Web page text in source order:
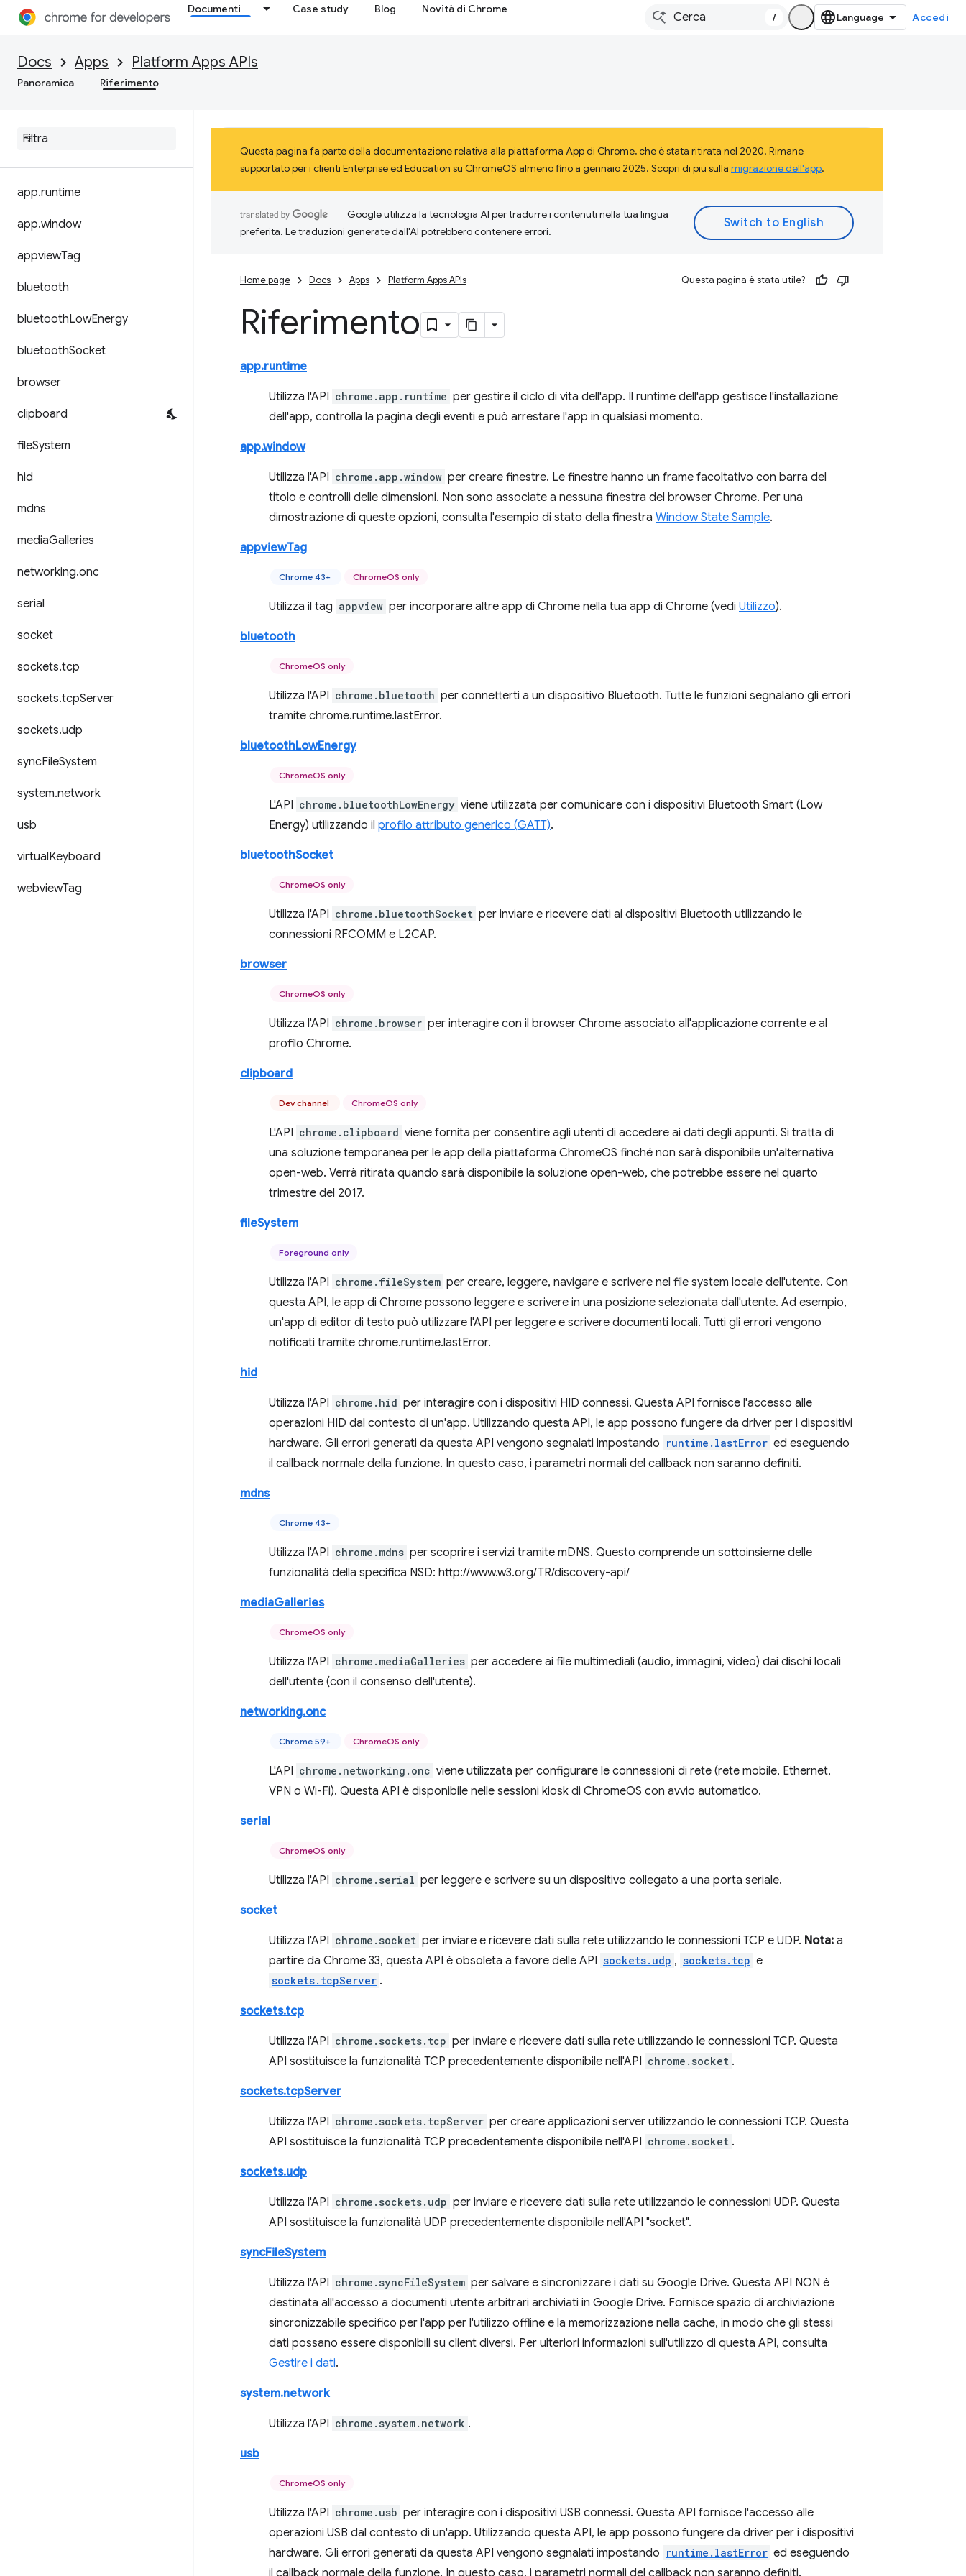
Documenti Case study Blog Novità di Chrome
/ Accedi
Docs Apps Platform Apps APIs
Panoramica Riferimento
app.runtime
app.window
appviewTag
bluetooth
bluetoothLowEnergy
bluetoothSocket
browser
clipboard
fileSystem
hid
mdns
mediaGalleries
networking.onc
serial
socket
sockets.tcp
sockets.tcpServer
sockets.udp
syncFileSystem
system.network
usb
virtualKeyboard
webviewTag
Questa pagina fa parte della documentazione relativa alla piattaforma App di Chrome, che è stata ritirata nel 2020. Rimane
supportato per i clienti Enterprise ed Education su ChromeOS almeno fino a gennaio 2025. Scopri di più sulla migrazione dell'app.
Google utilizza la tecnologia AI per tradurre i contenuti nella tua lingua
preferita. Le traduzioni generate dall'AI potrebbero contenere errori.
Home page Docs Apps Platform Apps APIs Questa pagina è stata utile?
Riferimento
app.runtime
Utilizza l'API chrome.app.runtime per gestire il ciclo di vita dell'app. Il runtime dell'app gestisce l'installazione
dell'app, controlla la pagina degli eventi e può arrestare l'app in qualsiasi momento.
app.window
Utilizza l'API chrome.app.window per creare finestre. Le finestre hanno un frame facoltativo con barra del
titolo e controlli delle dimensioni. Non sono associate a nessuna finestra del browser Chrome. Per una
dimostrazione di queste opzioni, consulta l'esempio di stato della finestra Window State Sample.
appviewTag
Chrome 43+ ChromeOS only
Utilizza il tag appview per incorporare altre app di Chrome nella tua app di Chrome (vedi Utilizzo).
bluetooth
ChromeOS only
Utilizza l'API chrome.bluetooth per connetterti a un dispositivo Bluetooth. Tutte le funzioni segnalano gli errori
tramite chrome.runtime.lastError.
bluetoothLowEnergy
ChromeOS only
L'API chrome.bluetoothLowEnergy viene utilizzata per comunicare con i dispositivi Bluetooth Smart (Low
Energy) utilizzando il profilo attributo generico (GATT).
bluetoothSocket
ChromeOS only
Utilizza l'API chrome.bluetoothSocket per inviare e ricevere dati ai dispositivi Bluetooth utilizzando le
connessioni RFCOMM e L2CAP.
browser
ChromeOS only
Utilizza l'API chrome.browser per interagire con il browser Chrome associato all'applicazione corrente e al
profilo Chrome.
clipboard
Dev channel ChromeOS only
L'API chrome.clipboard viene fornita per consentire agli utenti di accedere ai dati degli appunti. Si tratta di
una soluzione temporanea per le app della piattaforma ChromeOS finché non sarà disponibile un'alternativa
open-web. Verrà ritirata quando sarà disponibile la soluzione open-web, che potrebbe essere nel quarto
trimestre del 2017.
fileSystem
Foreground only
Utilizza l'API chrome.fileSystem per creare, leggere, navigare e scrivere nel file system locale dell'utente. Con
questa API, le app di Chrome possono leggere e scrivere in una posizione selezionata dall'utente. Ad esempio,
un'app di editor di testo può utilizzare l'API per leggere e scrivere documenti locali. Tutti gli errori vengono
notificati tramite chrome.runtime.lastError.
hid
Utilizza l'API chrome.hid per interagire con i dispositivi HID connessi. Questa API fornisce l'accesso alle
operazioni HID dal contesto di un'app. Utilizzando questa API, le app possono fungere da driver per i dispositivi
hardware. Gli errori generati da questa API vengono segnalati impostando runtime.lastError ed eseguendo
il callback normale della funzione. In questo caso, i parametri normali del callback non saranno definiti.
mdns
Chrome 43+
Utilizza l'API chrome.mdns per scoprire i servizi tramite mDNS. Questo comprende un sottoinsieme delle
funzionalità della specifica NSD: http://www.w3.org/TR/discovery-api/
mediaGalleries
ChromeOS only
Utilizza l'API chrome.mediaGalleries per accedere ai file multimediali (audio, immagini, video) dai dischi locali
dell'utente (con il consenso dell'utente).
networking.onc
Chrome 59+ ChromeOS only
L'API chrome.networking.onc viene utilizzata per configurare le connessioni di rete (rete mobile, Ethernet,
VPN o Wi-Fi). Questa API è disponibile nelle sessioni kiosk di ChromeOS con avvio automatico.
serial
ChromeOS only
Utilizza l'API chrome.serial per leggere e scrivere su un dispositivo collegato a una porta seriale.
socket
Utilizza l'API chrome.socket per inviare e ricevere dati sulla rete utilizzando le connessioni TCP e UDP. Nota: a
partire da Chrome 33, questa API è obsoleta a favore delle API sockets.udp , sockets.tcp e
sockets.tcpServer .
sockets.tcp
Utilizza l'API chrome.sockets.tcp per inviare e ricevere dati sulla rete utilizzando le connessioni TCP. Questa
API sostituisce la funzionalità TCP precedentemente disponibile nell'API chrome.socket .
sockets.tcpServer
Utilizza l'API chrome.sockets.tcpServer per creare applicazioni server utilizzando le connessioni TCP. Questa
API sostituisce la funzionalità TCP precedentemente disponibile nell'API chrome.socket .
sockets.udp
Utilizza l'API chrome.sockets.udp per inviare e ricevere dati sulla rete utilizzando le connessioni UDP. Questa
API sostituisce la funzionalità UDP precedentemente disponibile nell'API "socket".
syncFileSystem
Utilizza l'API chrome.syncFileSystem per salvare e sincronizzare i dati su Google Drive. Questa API NON è
destinata all'accesso a documenti utente arbitrari archiviati in Google Drive. Fornisce spazio di archiviazione
sincronizzabile specifico per l'app per l'utilizzo offline e la memorizzazione nella cache, in modo che gli stessi
dati possano essere disponibili su client diversi. Per ulteriori informazioni sull'utilizzo di questa API, consulta
Gestire i dati.
system.network
Utilizza l'API chrome.system.network .
usb
ChromeOS only
Utilizza l'API chrome.usb per interagire con i dispositivi USB connessi. Questa API fornisce l'accesso alle
operazioni USB dal contesto di un'app. Utilizzando questa API, le app possono fungere da driver per i dispositivi
hardware. Gli errori generati da questa API vengono segnalati impostando runtime.lastError ed eseguendo
il callback normale della funzione. In questo caso, i parametri normali del callback non saranno definiti.